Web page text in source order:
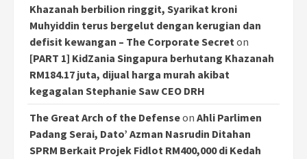
Khazanah berbilion ringgit, Syarikat kroni
Muhyiddin terus bergelut dengan kerugian dan
defisit kewangan – The Corporate Secret on
[PART 1] KidZania Singapura berhutang Khazanah
RM184.17 juta, dijual harga murah akibat
kegagalan Stephanie Saw CEO DRH
The Great Arch of the Defenseon Ahli Parlimen
Padang Serai, Dato’ Azman Nasrudin Ditahan
SPRM Berkait Projek Fidlot RM400,000 di Kedah